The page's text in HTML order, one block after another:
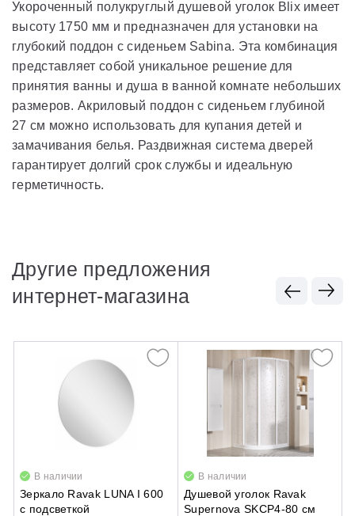
Укороченный полукруглый душевой уголок Blix имеет
высоту 1750 мм и предназначен для установки на
глубокий поддон с сиденьем Sabina. Эта комбинация
представляет собой уникальное решение для
принятия ванны и душа в ванной комнате небольших
размеров. Акриловый поддон с сиденьем глубиной
27 см можно использовать для купания детей и
замачивания белья. Раздвижная система дверей
гарантирует долгий срок службы и идеальную
герметичность.
Другие предложения
интернет-магазина
В наличии
Зеркало Ravak LUNA I 600
с подсветкой
В наличии
Душевой уголок Ravak
Supernova SKCP4-80 см